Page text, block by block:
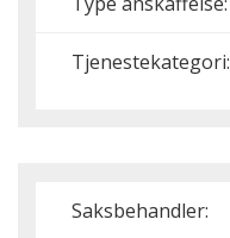
Tjenestekategori:
Saksbehandler: